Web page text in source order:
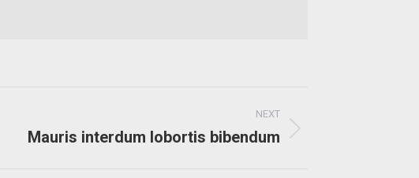
NEXT
Next
Mauris interdum lobortis bibendum